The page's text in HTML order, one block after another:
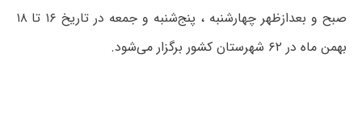
صبح و بعدازظهر چهارشنبه ، پنج‌شنبه و جمعه در تاریخ ۱۶ تا ۱۸
بهمن ماه در ۶۲ شهرستان کشور برگزار می‌شود.